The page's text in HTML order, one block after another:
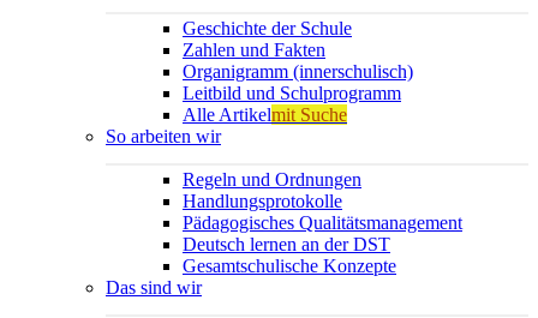
Geschichte der Schule
Zahlen und Fakten
Organigramm (innerschulisch)
Leitbild und Schulprogramm
Alle Artikelmit Suche
So arbeiten wir
Regeln und Ordnungen
Handlungsprotokolle
Pädagogisches Qualitätsmanagement
Deutsch lernen an der DST
Gesamtschulische Konzepte
Das sind wir